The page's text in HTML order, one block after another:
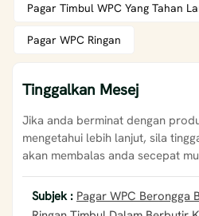
Pagar Timbul WPC Yang Tahan
Pagar WPC Ringan
Tinggalkan Mesej
Jika anda berminat dengan
mengetahui lebih lanjut, sila
akan membalas anda secepat
Subjek : Pagar WPC Berongga